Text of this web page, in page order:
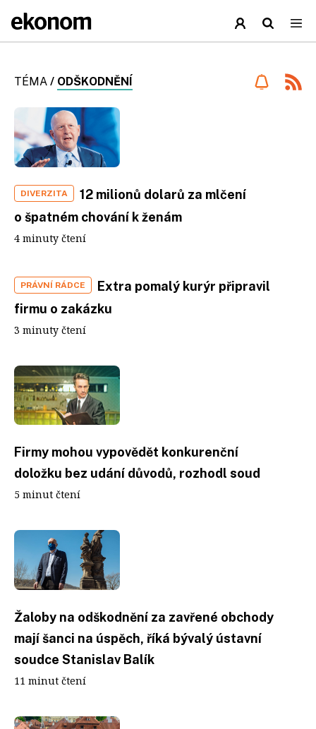
TÉMA / ODŠKODNĚNÍ
DIVERZITA
12 milionů dolarů za mlčení
o špatném chování k ženám
4 minuty čtení
PRÁVNÍ RÁDCE
Extra pomalý kurýr připravil
firmu o zakázku
3 minuty čtení
Firmy mohou vypovědět konkurenční
doložku bez udání důvodů, rozhodl soud
5 minut čtení
Žaloby na odškodnění za zavřené obchody
mají šanci na úspěch, říká bývalý ústavní
soudce Stanislav Balík
11 minut čtení